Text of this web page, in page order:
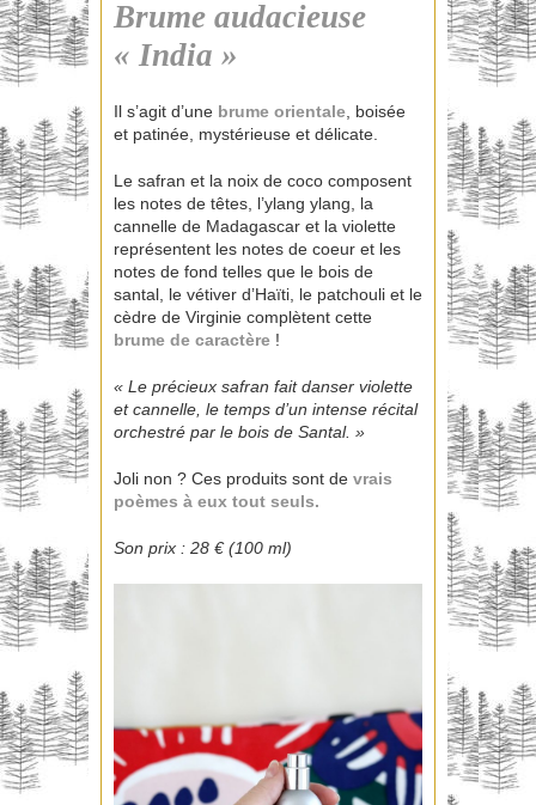
Brume audacieuse
« India »
Il s’agit d’une brume orientale , boisée
et patinée, mystérieuse et délicate.
Le safran et la noix de coco composent
les notes de têtes, l’ylang ylang, la
cannelle de Madagascar et la violette
représentent les notes de coeur et les
notes de fond telles que le bois de
santal, le vétiver d’Haïti, le patchouli et le
cèdre de Virginie complètent cette
brume de caractère !
« Le précieux safran fait danser violette
et cannelle, le temps d’un intense récital
orchestré par le bois de Santal. »
Joli non ? Ces produits sont de vrais
poèmes à eux tout seuls.
Son prix : 28 € (100 ml)